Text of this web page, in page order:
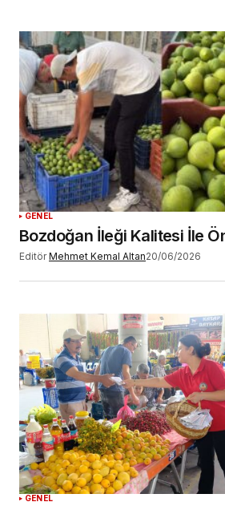
GENEL
Bozdoğan İleği Kalitesi İle
Editör Mehmet Kemal Altan20/06/2026
GENEL